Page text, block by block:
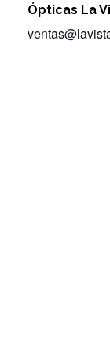
Ópticas La